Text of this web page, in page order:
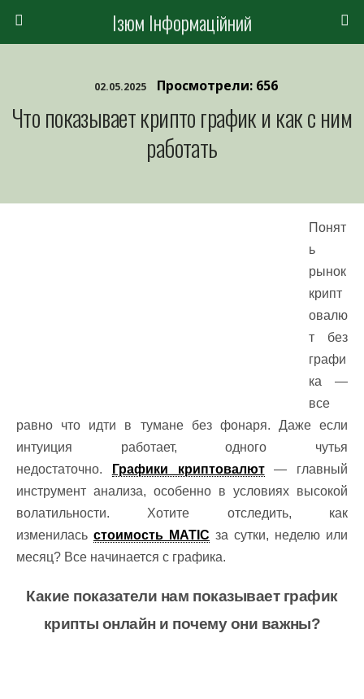
Ізюм Інформаційний
02.05.2025 Просмотрели: 656
Что показывает крипто график и как с ним
работать
Понят
ь
рынок
крипт
овалю
т без
графи
ка —
все
равно что идти в тумане без фонаря. Даже если
интуиция работает, одного чутья
недостаточно.
Графики криптовалют— главный
инструмент анализа, особенно в условиях высокой
волатильности. Хотите отследить, как
изменилась стоимость MATIC за сутки, неделю или
месяц? Все начинается с графика.
Какие показатели нам показывает график
крипты онлайн и почему они важны?